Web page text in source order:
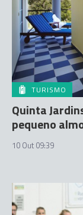
TURISMO
Quinta
pequeno
10 Out 09:39